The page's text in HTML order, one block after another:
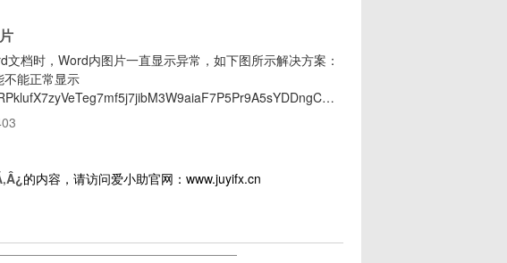
档时，Word内图片一直显示异常，如下图所示解决方案：
能正常显示
果可以正常显示，那导出Word应该也是正常的，如果打开
的内容，请访问爱小助官网：www.juyifx.cn